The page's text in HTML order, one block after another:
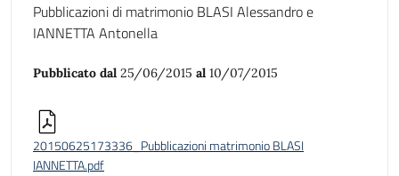
Pubblicazioni di matrimonio BLASI Alessandro e
IANNETTA Antonella
Pubblicato dal 25/06/2015 al 10/07/2015
20150625173336_Pubblicazioni matrimonio BLASI
IANNETTA.pdf